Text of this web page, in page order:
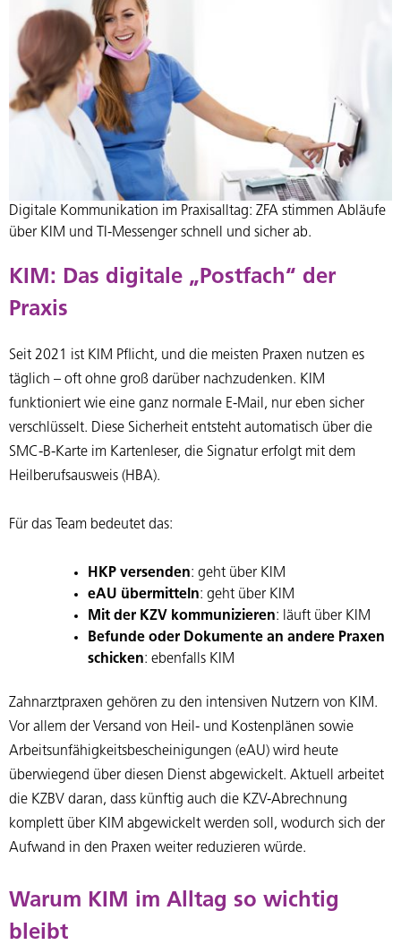
Digitale Kommunikation im Praxisalltag: ZFA stimmen Abläufe
über KIM und TI-Messenger schnell und sicher ab.
KIM: Das digitale „Postfach“ der
Praxis
Seit 2021 ist KIM Pflicht, und die meisten Praxen nutzen es
täglich – oft ohne groß darüber nachzudenken. KIM
funktioniert wie eine ganz normale E-Mail, nur eben sicher
verschlüsselt. Diese Sicherheit entsteht automatisch über die
SMC-B-Karte im Kartenleser, die Signatur erfolgt mit dem
Heilberufsausweis (HBA).
Für das Team bedeutet das:
HKP versenden: geht über KIM
eAU übermitteln: geht über KIM
Mit der KZV kommunizieren: läuft über KIM
Befunde oder Dokumente an andere Praxen
schicken: ebenfalls KIM
Zahnarztpraxen gehören zu den intensiven Nutzern von KIM.
Vor allem der Versand von Heil- und Kostenplänen sowie
Arbeitsunfähigkeitsbescheinigungen (eAU) wird heute
überwiegend über diesen Dienst abgewickelt. Aktuell arbeitet
die KZBV daran, dass künftig auch die KZV-Abrechnung
komplett über KIM abgewickelt werden soll, wodurch sich der
Aufwand in den Praxen weiter reduzieren würde.
Warum KIM im Alltag so wichtig
bleibt